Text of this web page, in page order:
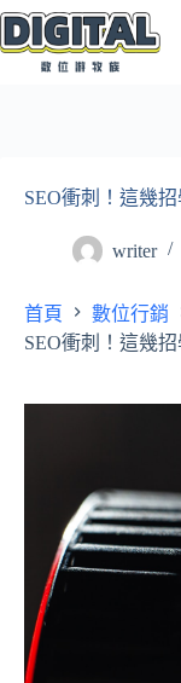
跳
至
SEO衝刺！這幾
writer
首頁 數位行銷
SEO衝刺！這幾